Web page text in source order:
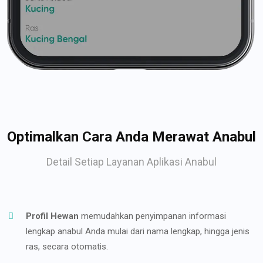
Optimalkan Cara Anda Merawat Anabul
Detail Setiap Layanan Aplikasi Anabul
Profil Hewan memudahkan penyimpanan informasi
lengkap anabul Anda mulai dari nama lengkap, hingga jenis
ras, secara otomatis.